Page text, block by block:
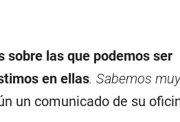
sobre las que podemos ser
en ellas. Sabemos
un comunicado de su